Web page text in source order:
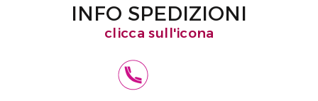
INFO SPEDIZIONI
clicca sull'icona